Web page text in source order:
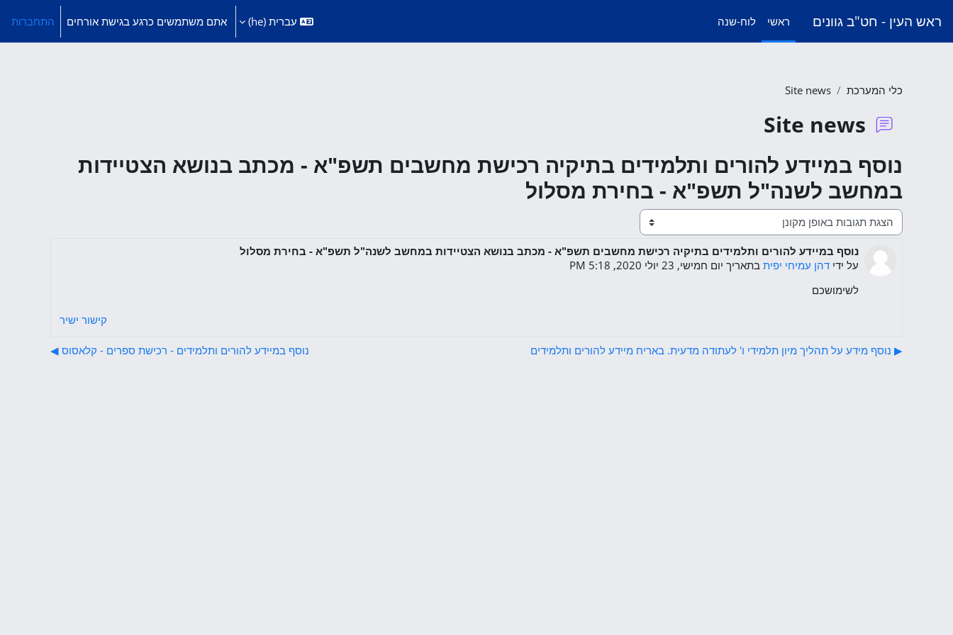
ראש העין - חט"ב גוונים ראשי לוח-שנה עברית ‎(he)‎ אתם משתמשים כרגע בגישת אורחים התחברות
כלי המערכת Site news
Site news
נוסף במיידע להורים ותלמידים בתיקיה רכישת מחשבים תשפ"א - מכתב בנושא הצטיידות
במחשב לשנה"ל תשפ"א - בחירת מסלול
מצב תצוגה
נוסף במיידע להורים ותלמידים בתיקיה רכישת מחשבים תשפ"א - מכתב בנושא הצטיידות במחשב לשנה"ל תשפ"א - בחירת מסלול
על ידי דהן עמיחי יפית בתאריך יום חמישי, 23 יולי 2020, 5:18 PM
מספר תגובות: 0
לשימושכם
קישור ישיר
▶︎ נוסף מידע על תהליך מיון תלמידי ו' לעתודה מדעית. באריח מיידע להורים ותלמידים נוסף במיידע להורים ותלמידים - רכישת ספרים - קלאסוס ◀︎